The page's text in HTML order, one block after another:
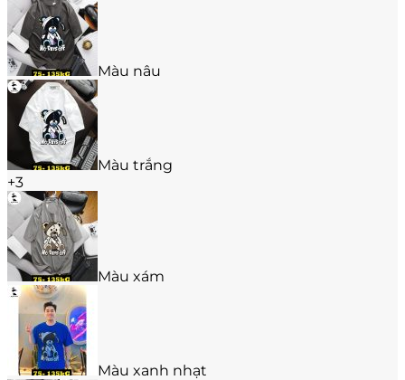
chọn
trên
trang
sản
phẩm
Màu nâu
Màu trắng
+3
Màu xám
Màu xanh nhạt